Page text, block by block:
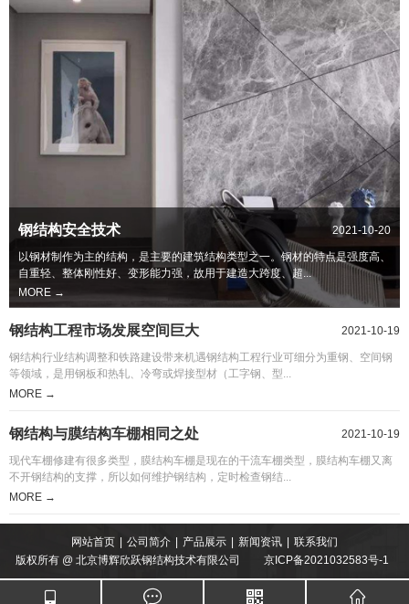
2021-10-20
钢结构安全技术
以钢材制作为主的结构，是主要的建筑结构类型之一。钢材的特点是强度高、
自重轻、整体刚性好、变形能力强，故用于建造大跨度、超...
MORE →
2021-10-19
钢结构工程市场发展空间巨大
钢结构行业结构调整和铁路建设带来机遇钢结构工程行业可细分为重钢、空间钢
等领域，是用钢板和热轧、冷弯或焊接型材（工字钢、型...
MORE →
2021-10-19
钢结构与膜结构车棚相同之处
现代车棚修建有很多类型，膜结构车棚是现在的干流车棚类型，膜结构车棚又离
不开钢结构的支撑，所以如何维护钢结构，定时检查钢结...
MORE →
网站首页 | 公司简介 | 产品展示 | 新闻资讯 | 联系我们
版权所有 @ 北京博辉欣跃钢结构技术有限公司
京ICP备2021032583号-1